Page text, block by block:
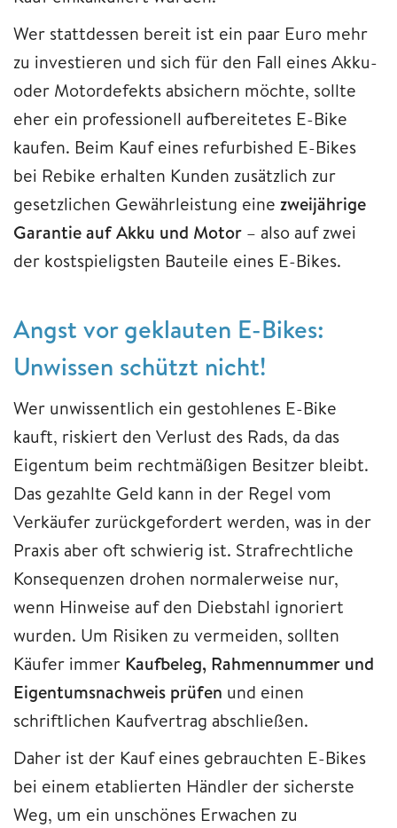
Wer stattdessen bereit ist ein paar Euro mehr
zu investieren und sich für den Fall eines Akku-
oder Motordefekts absichern möchte, sollte
eher ein professionell aufbereitetes E-Bike
kaufen. Beim Kauf eines refurbished E-Bikes
bei Rebike erhalten Kunden zusätzlich zur
gesetzlichen Gewährleistung eine zweijährige
Garantie auf Akku und Motor – also auf zwei
der kostspieligsten Bauteile eines E-Bikes.
Angst vor geklauten E-Bikes:
Unwissen schützt nicht!
Wer unwissentlich ein gestohlenes E-Bike
kauft, riskiert den Verlust des Rads, da das
Eigentum beim rechtmäßigen Besitzer bleibt.
Das gezahlte Geld kann in der Regel vom
Verkäufer zurückgefordert werden, was in der
Praxis aber oft schwierig ist. Strafrechtliche
Konsequenzen drohen normalerweise nur,
wenn Hinweise auf den Diebstahl ignoriert
wurden. Um Risiken zu vermeiden, sollten
Käufer immer Kaufbeleg, Rahmennummer und
Eigentumsnachweis prüfen und einen
schriftlichen Kaufvertrag abschließen.
Daher ist der Kauf eines gebrauchten E-Bikes
bei einem etablierten Händler der sicherste
Weg, um ein unschönes Erwachen zu